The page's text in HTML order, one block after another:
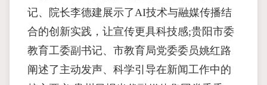
记、院长李德建展示了AI技术与融媒传播结
合的创新实践，让宣传更具科技感;贵阳市委
教育工委副书记、市教育局党委委员姚红路
阐述了主动发声、科学引导在新闻工作中的